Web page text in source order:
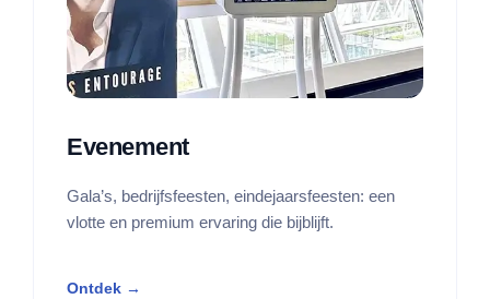
Evenement
Gala’s, bedrijfsfeesten, eindejaarsfeesten: een
vlotte en premium ervaring die bijblijft.
Ontdek →